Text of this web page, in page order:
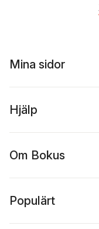
Mina sidor
Hjälp
Om Bokus
Populärt